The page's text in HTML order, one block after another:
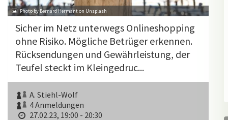
Photo by Bernard Hermant on Unsplash
Sicher im Netz unterwegs Onlineshopping
ohne Risiko. Mögliche Betrüger erkennen.
Rücksendungen und Gewährleistung, der
Teufel steckt im Kleingedruc...
A. Stiehl-Wolf
4 Anmeldungen
27.02.23, 19:00 - 20:30